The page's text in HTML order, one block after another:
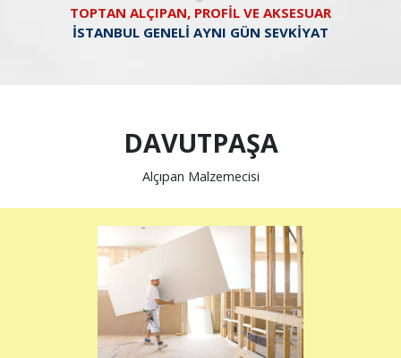
TOPTAN ALÇIPAN, PROFİL VE AKSESUAR
İSTANBUL GENELİ AYNI GÜN SEVKİYAT
DAVUTPAŞA
Alçıpan Malzemecisi